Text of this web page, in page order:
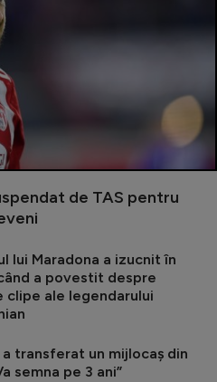
de TAS pentru
lui Maradona a izucnit în
a povestit despre
clipe ale legendarului
a transferat un mijlocaș din
semna pe 3 ani”